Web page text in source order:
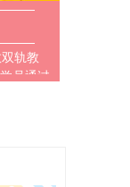
轨教
员通过